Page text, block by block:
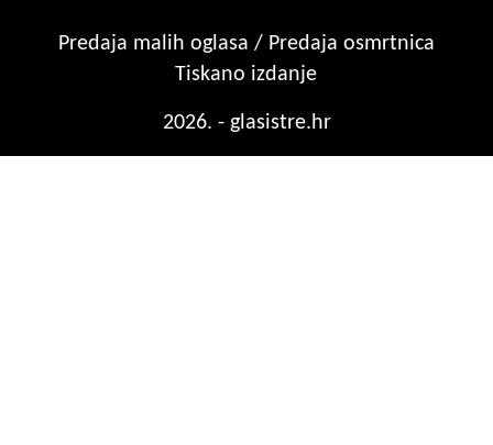
Predaja malih oglasa / Predaja osmrtnica
Tiskano izdanje
2026. - glasistre.hr